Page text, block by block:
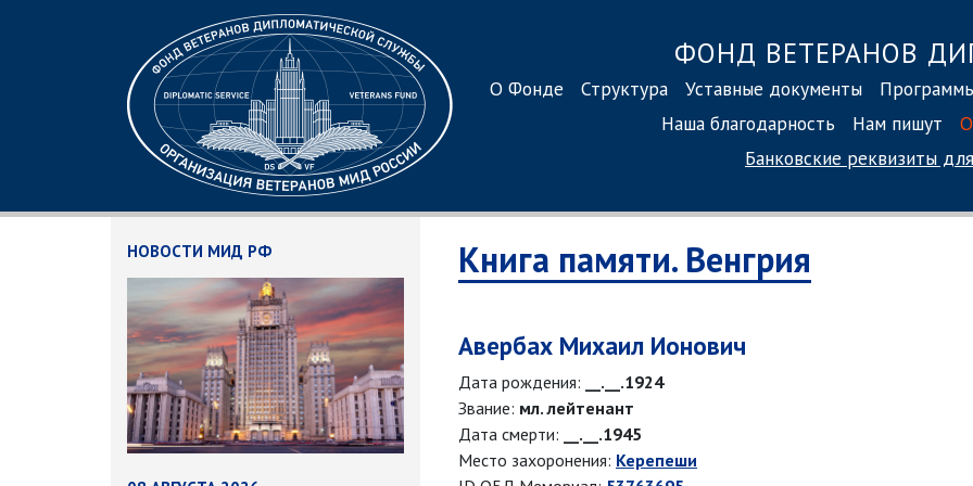
ФОНД ВЕТЕРАНОВ
О Фонде Структура Уставные документы
Наша благодарность
Нам пишут
Банковские реквизиты
НОВОСТИ МИД РФ Книга памяти. Венгрия
Авербах Михаил Ионович
Дата рождения:
__.__.1924
Звание: мл. лейтенант
Дата смерти:
__.__.1945
Место захоронения: Керепеши